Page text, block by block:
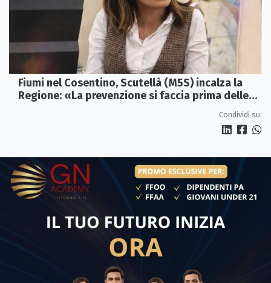
Fiumi nel Cosentino, Scutellà (M5S) incalza la
Regione: «La prevenzione si faccia prima delle
Condividi su: